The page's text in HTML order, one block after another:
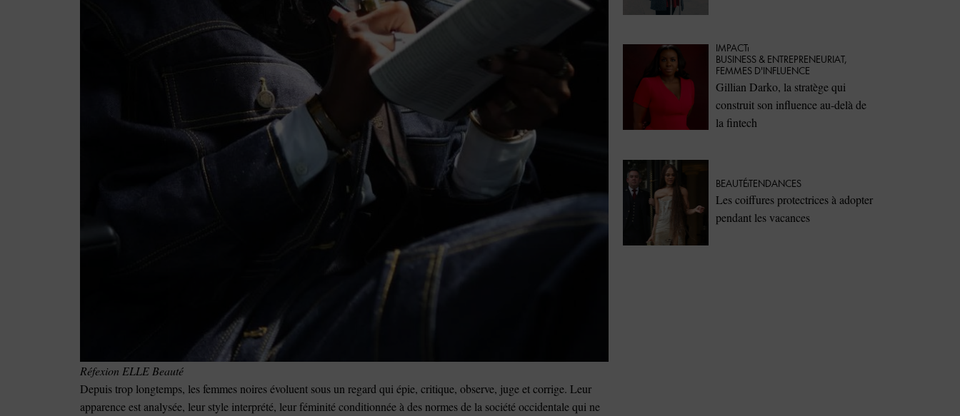
Réfexion ELLE Beauté
Depuis trop longtemps, les femmes noires évoluent sous un regard qui épie, critique, observe, juge et corrige. Leur
apparence est analysée, leur style interprété, leur féminité conditionnée à des normes de la société occidentale qui ne
IMPACT
⁠BUSINESS & ENTREPRENEURIAT ,
FEMMES D'INFLUENCE
Gillian Darko, la stratège qui
construit son influence au-delà de
la fintech
BEAUTÉTENDANCES
Les coiffures protectrices à adopter
pendant les vacances